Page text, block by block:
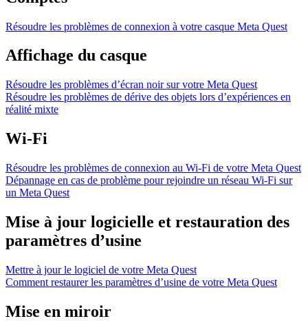
Résoudre les problèmes de connexion à votre casque Meta Quest
Affichage du casque
Résoudre les problèmes d’écran noir sur votre Meta Quest
Résoudre les problèmes de dérive des objets lors d’expériences en
réalité mixte
Wi-Fi
Résoudre les problèmes de connexion au Wi-Fi de votre Meta Quest
Dépannage en cas de problème pour rejoindre un réseau Wi-Fi sur
un Meta Quest
Mise à jour logicielle et restauration des
paramètres d’usine
Mettre à jour le logiciel de votre Meta Quest
Comment restaurer les paramètres d’usine de votre Meta Quest
Mise en miroir